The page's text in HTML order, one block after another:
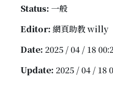
Status: 一般
Editor: 網頁助教 willy
Date: 2025 / 04 / 18
Update: 2025 / 04 / 18